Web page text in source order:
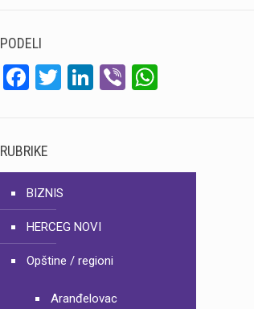
PODELI
Facebook
Twitter
LinkedIn
Viber
RUBRIKE
BIZNIS
HERCEG NOVI
Opštine / regioni
Aranđelovac